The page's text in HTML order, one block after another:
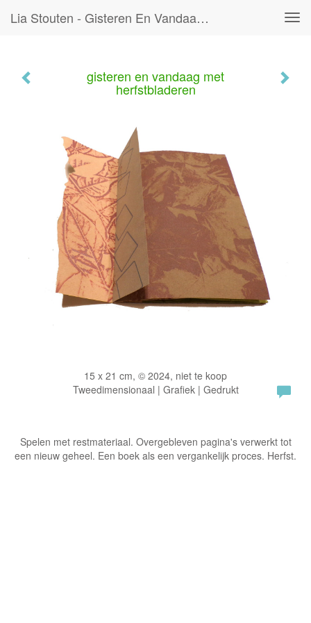
Lia Stouten - Gisteren En Vandaag Met Herfstbladeren
gisteren en vandaag met
herfstbladeren
15 x 21 cm, © 2024, niet te koop
Tweedimensionaal | Grafiek | Gedrukt
Spelen met restmateriaal. Overgebleven pagina's verwerkt tot
een nieuw geheel. Een boek als een vergankelijk proces. Herfst.